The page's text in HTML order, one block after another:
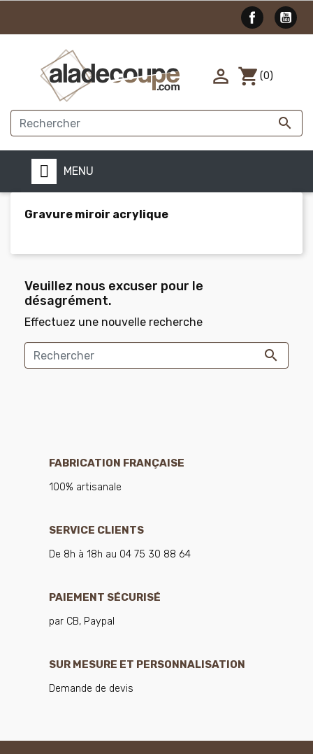

 shopping_cart (0)
MENU
Gravure miroir acrylique
Veuillez nous excuser pour le
désagrément.
Effectuez une nouvelle recherche

FABRICATION FRANÇAISE
100% artisanale
SERVICE CLIENTS
De 8h à 18h au 04 75 30 88 64
PAIEMENT SÉCURISÉ
par CB, Paypal
SUR MESURE ET PERSONNALISATION
Demande de devis